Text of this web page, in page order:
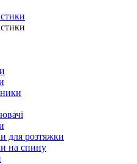
для розтяжки
на спину